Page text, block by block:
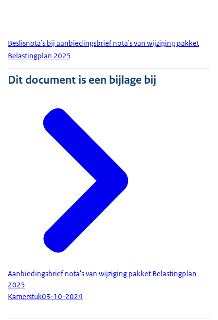
Beslisnota's bij aanbiedingsbrief nota's van wijziging pakket
Belastingplan 2025
Dit document is een bijlage bij
Aanbiedingsbrief nota's van wijziging pakket Belastingplan
2025
Kamerstuk03-10-2024